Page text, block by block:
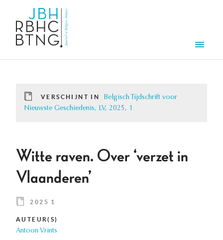
VERSCHIJNT IN
Belgisch Tijdschrift voor
Nieuwste Geschiedenis, LV, 2025, 1
Witte raven. Over ‘verzet in
Vlaanderen’
2025 1
AUTEUR(S)
Antoon Vrints